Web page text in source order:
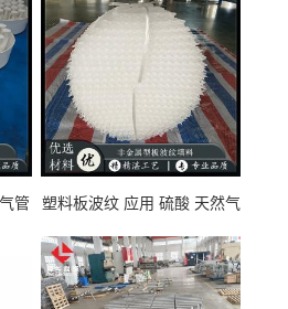
管
塑料板波纹 应用 硫酸 天然气